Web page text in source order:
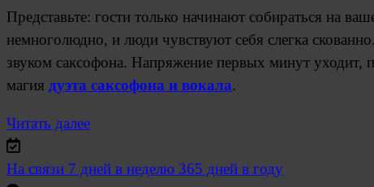
Представьте: гости только начинают собираться на
немноголюдно, и люди чувствуют себя слегка
звуком саксофона. Напряжение первых минут уходит,
магия дуэта саксофона и вокала.
Читать далее
На связи 7 дней в неделю 365 дней в году